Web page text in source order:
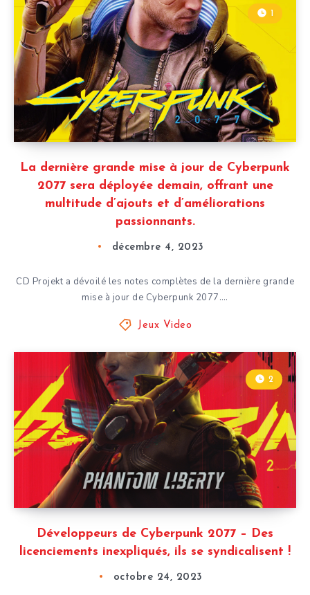
La dernière grande mise à jour de Cyberpunk
2077 sera déployée demain, offrant une
multitude d’ajouts et d’améliorations
passionnants.
1
décembre 4, 2023
CD Projekt a dévoilé les notes complètes de la dernière grande
mise à jour de Cyberpunk 2077….
Jeux Video
Développeurs de Cyberpunk 2077 – Des
licenciements inexpliqués, ils se syndicalisent !
2
octobre 24, 2023